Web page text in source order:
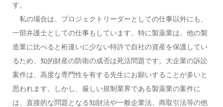
す。
私の場合は、プロジェクトリーダーとしての仕事以外にも、
一部弁護士としての仕事もしています。特に製薬業は、他の製
造業に比べると桁違いに少ない特許で自社の資産を保護してい
るため、知的財産の防衛の成否は死活問題です。大企業の訴訟
案件は、高度な専門性を有する先生にお願いすることが多いと
思われます。しかし、厳しい規制業界である製薬業の案件に
は、直接的な問題となる知財法や一般企業法、商取引法等の他